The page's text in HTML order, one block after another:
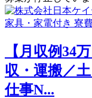
【月収例34
収・運搬／
仕事N...